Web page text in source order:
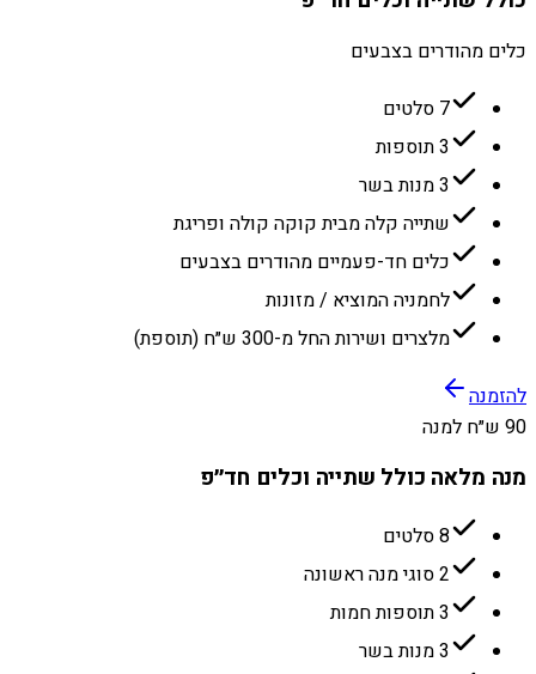
כלים מהודרים בצבעים
7 סלטים
3 תוספות
3 מנות בשר
שתייה קלה מבית קוקה קולה ופריגת
כלים חד-פעמיים מהודרים בצבעים
לחמניה המוציא / מזונות
מלצרים ושירות החל מ-300 ש״ח (תוספת)
להזמנה
90 ש״ח למנה
מנה מלאה כולל שתייה וכלים חד״פ
8 סלטים
2 סוגי מנה ראשונה
3 תוספות חמות
3 מנות בשר